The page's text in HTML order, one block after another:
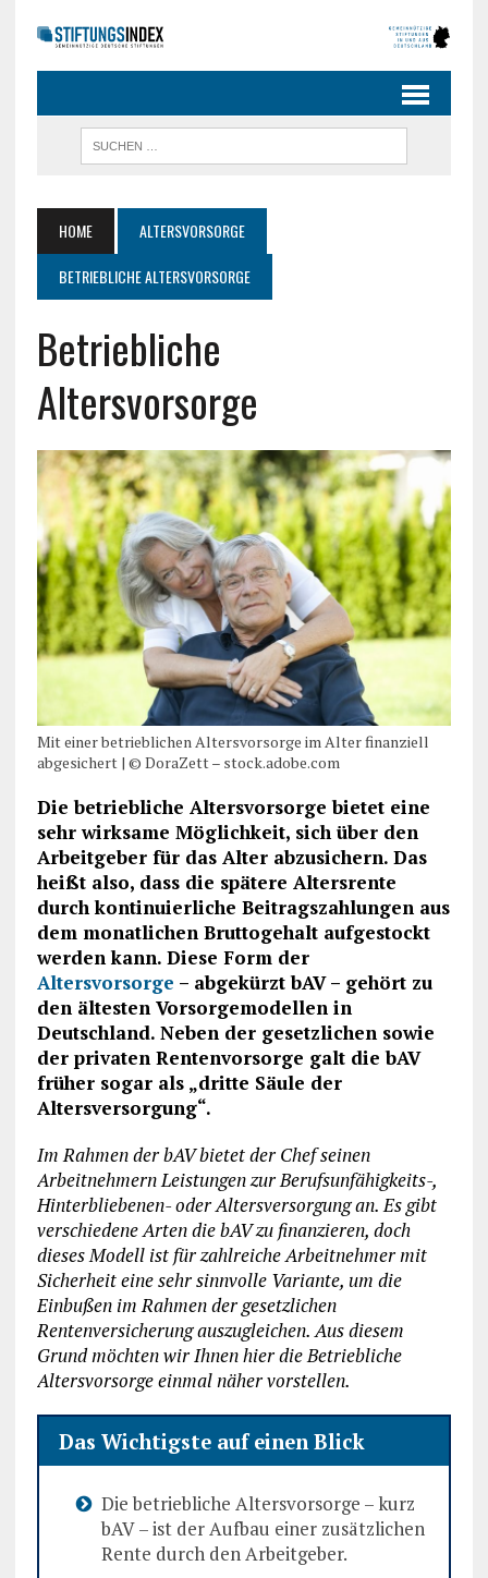
HOME
ALTERSVORSORGE
BETRIEBLICHE ALTERSVORSORGE
Betriebliche
Altersvorsorge
Mit einer betrieblichen Altersvorsorge im Alter finanziell
abgesichert | © DoraZett – stock.adobe.com
Die betriebliche Altersvorsorge bietet eine
sehr wirksame Möglichkeit, sich über den
Arbeitgeber für das Alter abzusichern. Das
heißt also, dass die spätere Altersrente
durch kontinuierliche Beitragszahlungen aus
dem monatlichen Bruttogehalt aufgestockt
werden kann. Diese Form der
Altersvorsorge – abgekürzt bAV – gehört zu
den ältesten Vorsorgemodellen in
Deutschland. Neben der gesetzlichen sowie
der privaten Rentenvorsorge galt die bAV
früher sogar als „dritte Säule der
Altersversorgung“.
Im Rahmen der bAV bietet der Chef seinen
Arbeitnehmern Leistungen zur Berufsunfähigkeits-,
Hinterbliebenen- oder Altersversorgung an. Es gibt
verschiedene Arten die bAV zu finanzieren, doch
dieses Modell ist für zahlreiche Arbeitnehmer mit
Sicherheit eine sehr sinnvolle Variante, um die
Einbußen im Rahmen der gesetzlichen
Rentenversicherung auszugleichen. Aus diesem
Grund möchten wir Ihnen hier die Betriebliche
Altersvorsorge einmal näher vorstellen.
Das Wichtigste auf einen Blick
Die betriebliche Altersvorsorge – kurz
bAV – ist der Aufbau einer zusätzlichen
Rente durch den Arbeitgeber.